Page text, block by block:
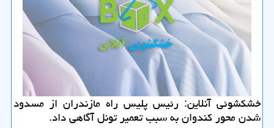
خشكشوئی آنلاین: رئیس پلیس راه مازندران از مسدود
شدن محور كندوان به سبب تعمیر تونل آگاهی داد.